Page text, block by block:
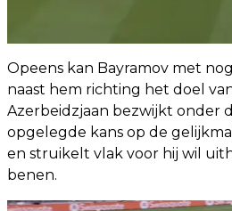
Opeens kan Bayramov met
naast hem richting het doel
Azerbeidzjaan bezwijkt onder
opgelegde kans op de
en struikelt vlak voor hij wil
benen.